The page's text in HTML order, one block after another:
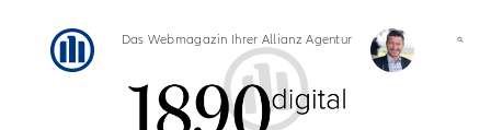
Das Webmagazin Ihrer Allianz Agentur